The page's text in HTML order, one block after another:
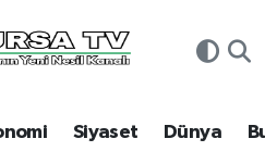
Siyaset Dünya